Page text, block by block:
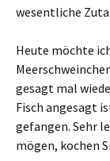
wesentliche
Heute möchte
gesagt mal
Fisch angesagt
gefangen. Sehr
mögen, kochen